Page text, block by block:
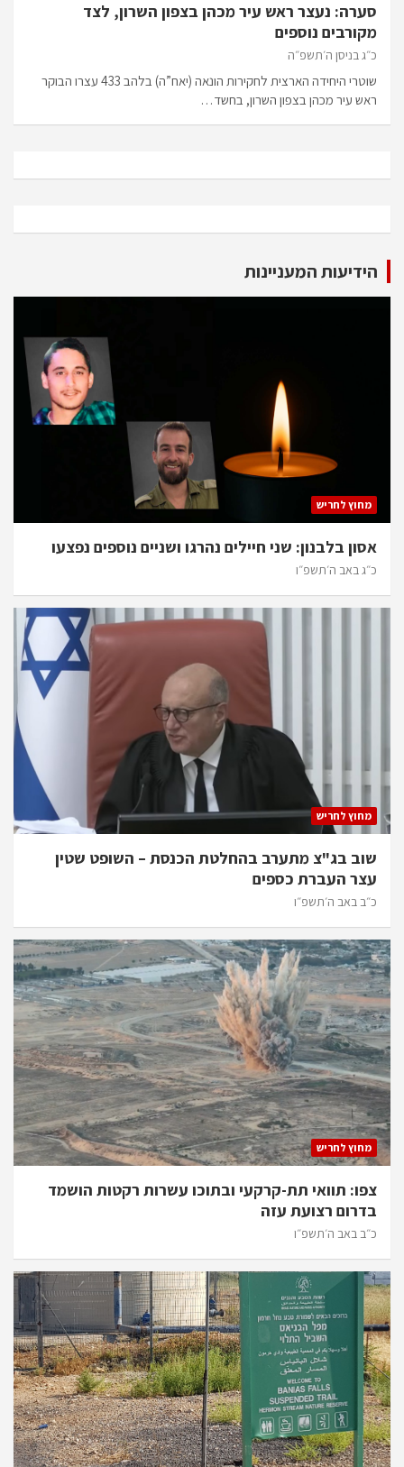
סערה: נעצר ראש עיר מכהן בצפון השרון, לצד
מקורבים נוספים
כ״ג בניסן ה׳תשפ״ה
שוטרי היחידה הארצית לחקירות הונאה (יאח”ה) בלהב 433 עצרו הבוקר
ראש עיר מכהן בצפון השרון, בחשד…
הידיעות המעניינות
מחוץ לחריש
אסון בלבנון: שני חיילים נהרגו ושניים נוספים נפצעו
כ״ג באב ה׳תשפ״ו
מחוץ לחריש
שוב בג"צ מתערב בהחלטת הכנסת – השופט שטין
עצר העברת כספים
כ״ב באב ה׳תשפ״ו
מחוץ לחריש
צפו: תוואי תת-קרקעי ובתוכו עשרות רקטות הושמד
בדרום רצועת עזה
כ״ב באב ה׳תשפ״ו